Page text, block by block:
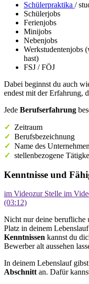
Schülerpraktika /
Schülerjobs
Ferienjobs
Minijobs
Nebenjobs
Werkstudentenjobs
hast)
FSJ / FÖJ
Dabei beginnst du auch
endest mit der Erfahrung,
Jede Berufserfahrung
✓ Zeitraum
✓ Berufsbezeichnung
✓ Name des
✓ stellenbezogene
Kenntnisse und
im Videozur Stelle im
(03:12)
Nicht nur deine berufliche
Platz in deinem
Kenntnissen kannst du
Bewerber alt aussehen
In deinem Lebenslauf
Abschnittan. Dafür